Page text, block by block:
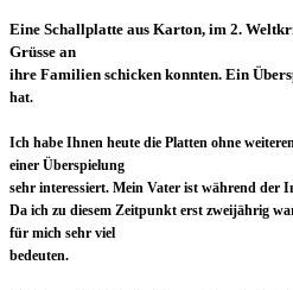
Eine Schallplatte aus Karton, im 2.
Grüsse an
ihre Familien schicken konnten. Ein
hat.
Ich habe Ihnen heute die Platten ohne
einer Überspielung
sehr interessiert. Mein Vater ist während der
Da ich zu diesem Zeitpunkt erst zweijährig
für mich sehr viel
bedeuten.